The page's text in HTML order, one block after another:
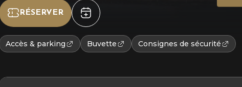
RÉSERVER
Accès & parking Buvette Consignes de sécurité